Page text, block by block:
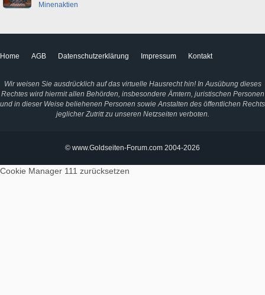
Minenaktien
Home AGB Datenschutzerklärung Impressum Kontakt
Wir weisen Sie ausdrücklich auf das virtuelle Hausrecht hin! In Ausübung dieses
Rechtes wird hiermit allen Behörden, insbesondere Ämtern, juristischen Personen
und in dieser Weise beliehenen Personen sowie Anstalten des öffentlichen Rechts
jeglicher Zutritt zu unseren Netzseiten verboten.
© www.Goldseiten-Forum.com 2004-2026
Cookie Manager 111 zurücksetzen